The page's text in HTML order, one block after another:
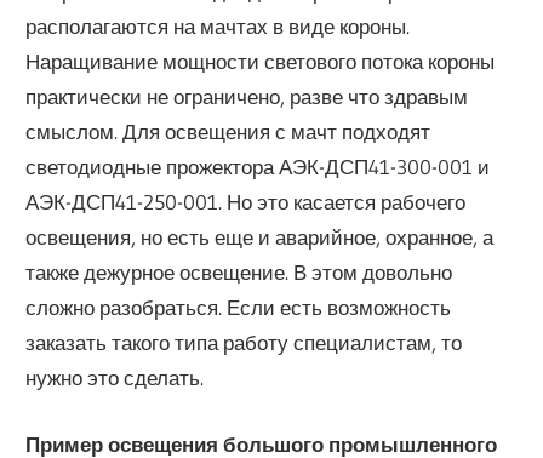
располагаются на мачтах в виде короны.
Наращивание мощности светового потока короны
практически не ограничено, разве что здравым
смыслом. Для освещения с мачт подходят
светодиодные прожектора АЭК-ДСП41-300-001 и
АЭК-ДСП41-250-001. Но это касается рабочего
освещения, но есть еще и аварийное, охранное, а
также дежурное освещение. В этом довольно
сложно разобраться. Если есть возможность
заказать такого типа работу специалистам, то
нужно это сделать.
Пример освещения большого промышленного